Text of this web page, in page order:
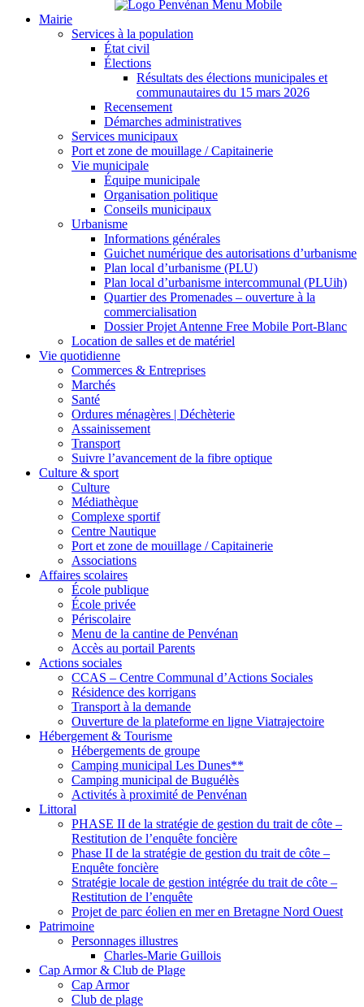
Mairie
Services à la population
État civil
Élections
Résultats des élections municipales et
communautaires du 15 mars 2026
Recensement
Démarches administratives
Services municipaux
Port et zone de mouillage / Capitainerie
Vie municipale
Équipe municipale
Organisation politique
Conseils municipaux
Urbanisme
Informations générales
Guichet numérique des autorisations d’urbanisme
Plan local d’urbanisme (PLU)
Plan local d’urbanisme intercommunal (PLUih)
Quartier des Promenades – ouverture à la
commercialisation
Dossier Projet Antenne Free Mobile Port-Blanc
Location de salles et de matériel
Vie quotidienne
Commerces & Entreprises
Marchés
Santé
Ordures ménagères | Déchèterie
Assainissement
Transport
Suivre l’avancement de la fibre optique
Culture & sport
Culture
Médiathèque
Complexe sportif
Centre Nautique
Port et zone de mouillage / Capitainerie
Associations
Affaires scolaires
École publique
École privée
Périscolaire
Menu de la cantine de Penvénan
Accès au portail Parents
Actions sociales
CCAS – Centre Communal d’Actions Sociales
Résidence des korrigans
Transport à la demande
Ouverture de la plateforme en ligne Viatrajectoire
Hébergement & Tourisme
Hébergements de groupe
Camping municipal Les Dunes**
Camping municipal de Buguélès
Activités à proximité de Penvénan
Littoral
PHASE II de la stratégie de gestion du trait de côte –
Restitution de l’enquête foncière
Phase II de la stratégie de gestion du trait de côte –
Enquête foncière
Stratégie locale de gestion intégrée du trait de côte –
Restitution de l’enquête
Projet de parc éolien en mer en Bretagne Nord Ouest
Patrimoine
Personnages illustres
Charles-Marie Guillois
Cap Armor & Club de Plage
Cap Armor
Club de plage